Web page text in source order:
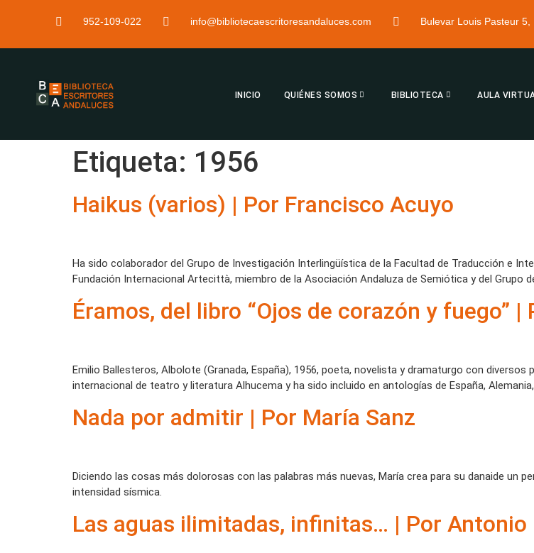
952-109-022 info@bibliotecaescritoresandaluces.com Bulevar Louis Pasteur 5,
INICIO QUIÉNES SOMOS BIBLIOTECA AULA
Etiqueta: 1956
Haikus (varios) | Por Francisco Acuyo
Ha sido colaborador del Grupo de Investigación Interlingüística de la Facultad de Traducción e
Fundación Internacional Artecittà, miembro de la Asociación Andaluza de Semiótica y del Grupo
Éramos, del libro “Ojos de corazón y fuego”
Emilio Ballesteros, Albolote (Granada, España), 1956, poeta, novelista y dramaturgo con
internacional de teatro y literatura Alhucema y ha sido incluido en antologías de España,
Nada por admitir | Por María Sanz
Diciendo las cosas más dolorosas con las palabras más nuevas, María crea para su danaide un
intensidad sísmica.
Las aguas ilimitadas, infinitas… | Por Antonio